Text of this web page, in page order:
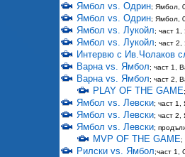
Ямбол vs. Одрин; Ямбол,
Ямбол vs. Одрин; Ямбол,
Ямбол vs. Лукойл; част
Ямбол vs. Лукойл; част
Интервю с Ив.Чолаков
Варна vs. Ямбол; част 1,
Варна vs. Ямбол; част 2,
PLAY OF THE GAME
Ямбол vs. Левски; част
Ямбол vs. Левски; част
Ямбол vs. Левски;
MVP OF THE GAME;
Рилски vs. Ямбол;част 1,